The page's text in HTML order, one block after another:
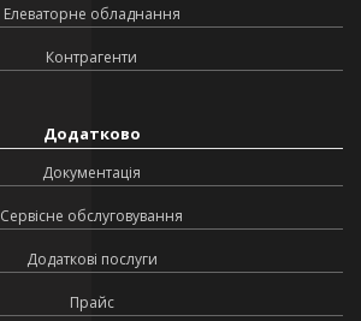
Елеваторне обладнання
Контрагенти
Додатково
Документація
Сервісне обслуговування
Додаткові послуги
Прайс